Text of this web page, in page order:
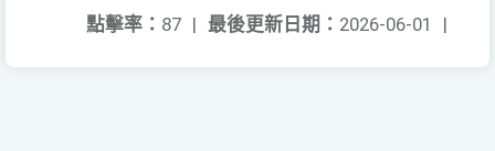
最後更新日期： 2026-06-01 |
點擊率： 87 |